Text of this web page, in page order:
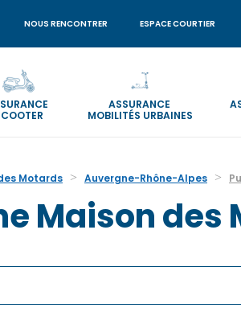
NOUS RENCONTRER ESPACE COURTIER
ASSURANCE
MOBILITÉS URBAINES
Motards Auvergne-Rhône-Alpes
Maison des